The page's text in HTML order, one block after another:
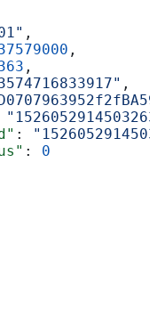
,
,
,
,
:
: 0